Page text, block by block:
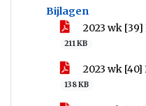
Bijlagen
2023 wk
211 KB
2023 wk
138 KB